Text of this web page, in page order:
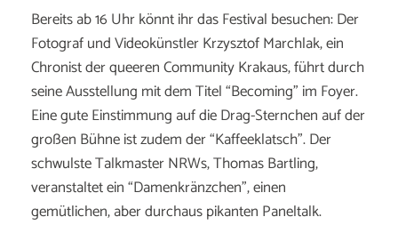
Bereits ab 16 Uhr könnt ihr das Festival besuchen: Der
Fotograf und Videokünstler Krzysztof Marchlak, ein
Chronist der queeren Community Krakaus, führt durch
seine Ausstellung mit dem Titel “Becoming” im Foyer.
Eine gute Einstimmung auf die Drag-Sternchen auf der
großen Bühne ist zudem der “Kaffeeklatsch”. Der
schwulste Talkmaster NRWs, Thomas Bartling,
veranstaltet ein “Damenkränzchen”, einen
gemütlichen, aber durchaus pikanten Paneltalk.